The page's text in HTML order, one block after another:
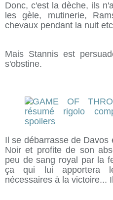
Donc, c'est la dèche, ils
les gèle, mutinerie,
chevaux pendant la nuit
Mais Stannis est
s'obstine.
Il se débarrasse de Davos
Noir et profite de son
peu de sang royal par la
ça qui lui apportera
nécessaires à la victoire...